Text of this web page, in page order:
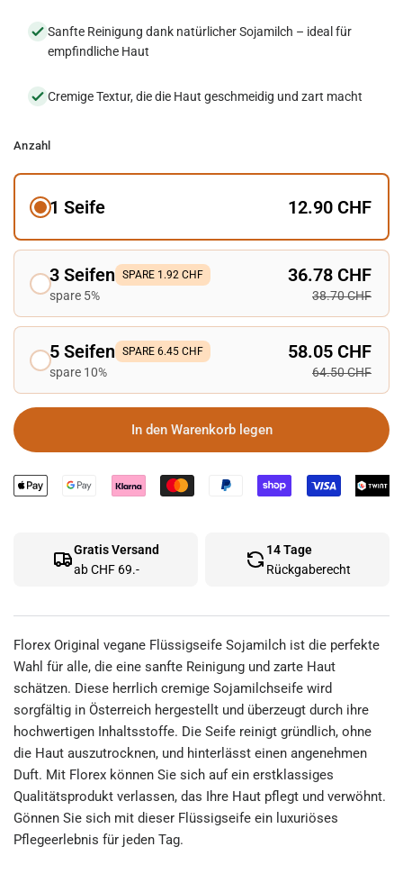
Sanfte Reinigung dank natürlicher Sojamilch – ideal für
empfindliche Haut
Cremige Textur, die die Haut geschmeidig und zart macht
Anzahl
1 Seife 12.90 CHF
3 Seifen SPARE 1.92 CHF
spare 5%
36.78 CHF
38.70 CHF
5 Seifen SPARE 6.45 CHF
spare 10%
58.05 CHF
64.50 CHF
In den Warenkorb legen
Gratis Versand
ab CHF 69.-
14 Tage
Rückgaberecht
Florex Original vegane Flüssigseife Sojamilch ist die perfekte
Wahl für alle, die eine sanfte Reinigung und zarte Haut
schätzen. Diese herrlich cremige Sojamilchseife wird
sorgfältig in Österreich hergestellt und überzeugt durch ihre
hochwertigen Inhaltsstoffe. Die Seife reinigt gründlich, ohne
die Haut auszutrocknen, und hinterlässt einen angenehmen
Duft. Mit Florex können Sie sich auf ein erstklassiges
Qualitätsprodukt verlassen, das Ihre Haut pflegt und verwöhnt.
Gönnen Sie sich mit dieser Flüssigseife ein luxuriöses
Pflegeerlebnis für jeden Tag.